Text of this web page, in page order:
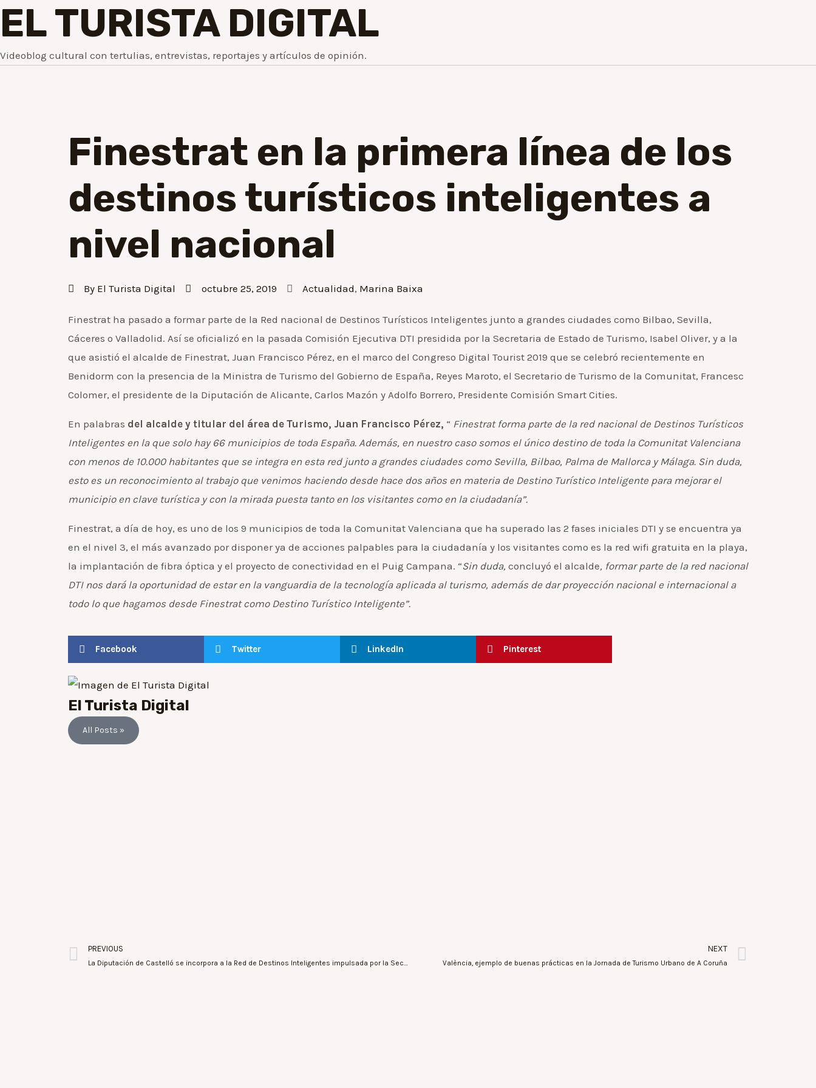
EL TURISTA DIGITAL
Videoblog cultural con tertulias, entrevistas, reportajes y artículos de opinión.
Finestrat en la primera línea de los
destinos turísticos inteligentes a
nivel nacional
By El Turista Digital octubre 25, 2019 Actualidad, Marina Baixa
Finestrat ha pasado a formar parte de la Red nacional de Destinos Turísticos Inteligentes junto a grandes ciudades como Bilbao, Sevilla,
Cáceres o Valladolid. Así se oficializó en la pasada Comisión Ejecutiva DTI presidida por la Secretaria de Estado de Turismo, Isabel Oliver, y a la
que asistió el alcalde de Finestrat, Juan Francisco Pérez, en el marco del Congreso Digital Tourist 2019 que se celebró recientemente en
Benidorm con la presencia de la Ministra de Turismo del Gobierno de España, Reyes Maroto, el Secretario de Turismo de la Comunitat, Francesc
Colomer, el presidente de la Diputación de Alicante, Carlos Mazón y Adolfo Borrero, Presidente Comisión Smart Cities.
En palabras del alcalde y titular del área de Turismo, Juan Francisco Pérez, “ Finestrat forma parte de la red nacional de Destinos Turísticos
Inteligentes en la que solo hay 66 municipios de toda España. Además, en nuestro caso somos el único destino de toda la Comunitat Valenciana
con menos de 10.000 habitantes que se integra en esta red junto a grandes ciudades como Sevilla, Bilbao, Palma de Mallorca y Málaga. Sin duda,
esto es un reconocimiento al trabajo que venimos haciendo desde hace dos años en materia de Destino Turístico Inteligente para mejorar el
municipio en clave turística y con la mirada puesta tanto en los visitantes como en la ciudadanía”.
Finestrat, a día de hoy, es uno de los 9 municipios de toda la Comunitat Valenciana que ha superado las 2 fases iniciales DTI y se encuentra ya
en el nivel 3, el más avanzado por disponer ya de acciones palpables para la ciudadanía y los visitantes como es la red wifi gratuita en la playa,
la implantación de fibra óptica y el proyecto de conectividad en el Puig Campana. “Sin duda, concluyó el alcalde, formar parte de la red nacional
DTI nos dará la oportunidad de estar en la vanguardia de la tecnología aplicada al turismo, además de dar proyección nacional e internacional a
todo lo que hagamos desde Finestrat como Destino Turístico Inteligente”.
Facebook Twitter LinkedIn Pinterest
El Turista Digital
All Posts »
PREVIOUS
La Diputación de Castelló se incorpora a la Red de Destinos Inteligentes impulsada por la Secretaria de Estado de Turismo
NEXT
València, ejemplo de buenas prácticas en la Jornada de Turismo Urbano de A Coruña